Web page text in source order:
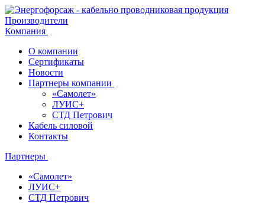
Производители
Компания
О компании
Сертификаты
Новости
Партнеры компании
«Самолет»
ЛУИС+
СТД Петрович
Кабель силовой
Контакты
Партнеры
«Самолет»
ЛУИС+
СТД Петрович